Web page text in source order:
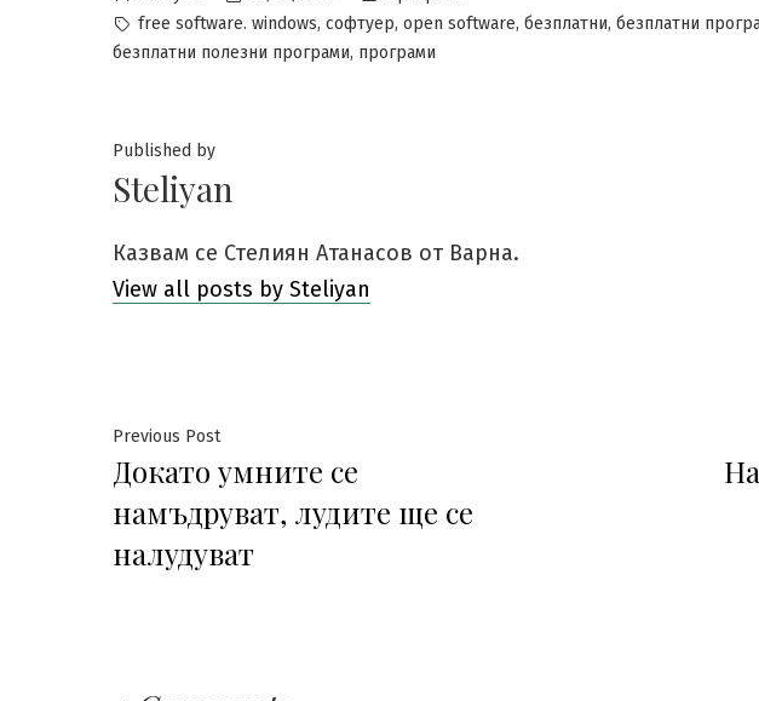
by
in
Tags:
free software. windows, софтуер, open software, безплатни, безплатни
безплатни полезни програми, програми
Published by
Steliyan
Казвам се Стелиян Атанасов от Варна.
View all posts by Steliyan
Навигация
Previous PostPrevious
post:
Докато умните се
намъдруват, лудите ще се
налудуват